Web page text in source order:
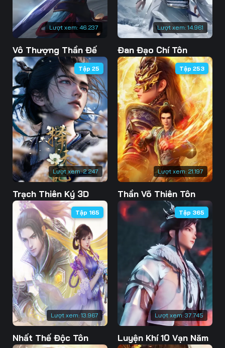
58 60
61 63
64 66
69
70 71 72
73 74 75
76 77 78
79 80 81
82 83 84
86 87
88 90
91 92 93
94 95 96
97 98 99
100 101 102
103 105
Lượt xem: 46.237
Vô Thượng Thần Đế
Lượt xem: 14.961
Đan Đạo Chí Tôn
Lượt xem:2.247
Tập 25
Trạch Thiên Ký 3D
Lượt xem: 21.197
Tập 253
Thần Võ Thiên Tôn
Lượt xem: 13.967
Tập 165
Nhất Thế Độc Tôn
Lượt xem: 37.745
Tập 365
Luyện Khí 10 Vạn Năm